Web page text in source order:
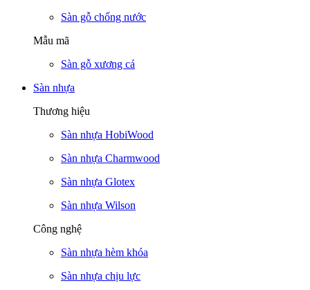
Sàn gỗ chống nước
Mẫu mã
Sàn gỗ xương cá
Sàn nhựa
Thương hiệu
Sàn nhựa HobiWood
Sàn nhựa Charmwood
Sàn nhựa Glotex
Sàn nhựa Wilson
Công nghệ
Sàn nhựa hèm khóa
Sàn nhựa chịu lực